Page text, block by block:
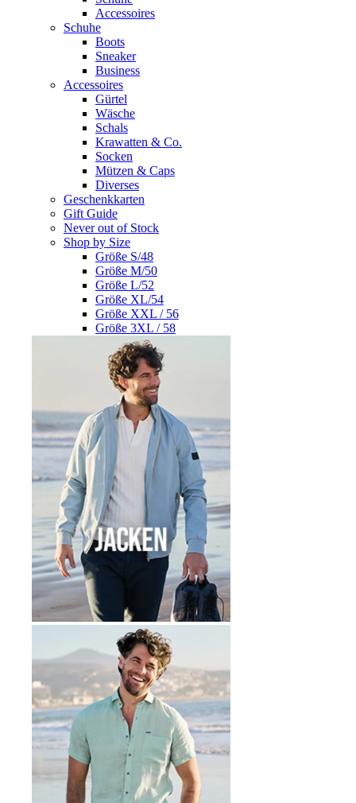
Accessoires
Schuhe
Boots
Sneaker
Business
Accessoires
Gürtel
Wäsche
Schals
Krawatten & Co.
Socken
Mützen & Caps
Diverses
Geschenkkarten
Gift Guide
Never out of Stock
Shop by Size
Größe S/48
Größe M/50
Größe L/52
Größe XL/54
Größe XXL / 56
Größe 3XL / 58